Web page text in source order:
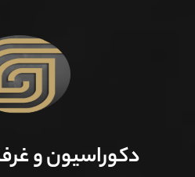
دکوراسیون و